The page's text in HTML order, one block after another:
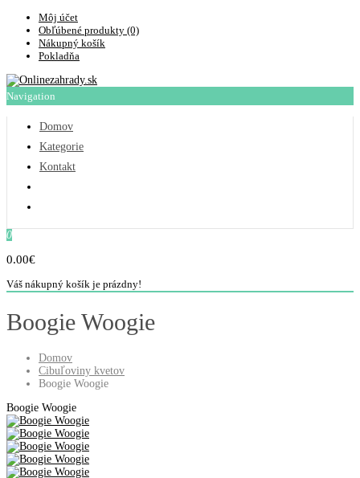
Môj účet
Obľúbené produkty (0)
Nákupný košík
Pokladňa
Navigation
Domov
Kategorie
Kontakt
0
0.00€
Váš nákupný košík je prázdny!
Boogie Woogie
Domov
Cibuľoviny kvetov
Boogie Woogie
Boogie Woogie